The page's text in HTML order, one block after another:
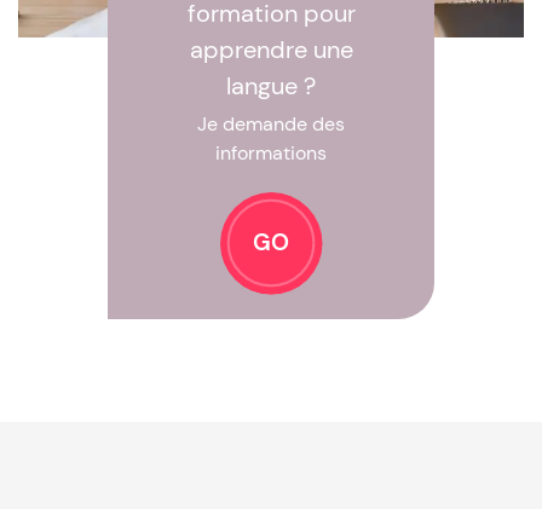
formation pour
apprendre une
langue ?
Je demande des
informations
GO